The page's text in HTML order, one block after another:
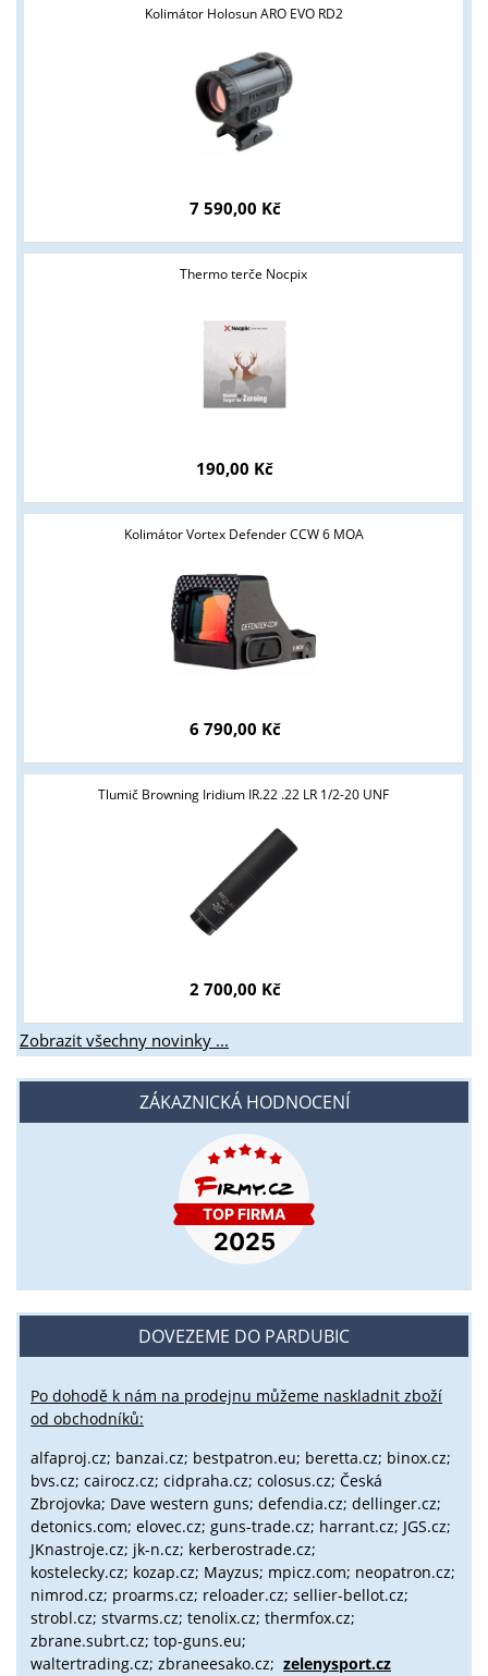
Kolimátor Holosun ARO EVO RD2
7 590,00 Kč
Thermo terče Nocpix
190,00 Kč
Kolimátor Vortex Defender CCW 6 MOA
6 790,00 Kč
Tlumič Browning Iridium IR.22 .22 LR 1/2-20 UNF
2 700,00 Kč
Zobrazit všechny novinky ...
ZÁKAZNICKÁ HODNOCENÍ
DOVEZEME DO PARDUBIC
Po dohodě k nám na prodejnu můžeme naskladnit zboží
od obchodníků:
alfaproj.cz; banzai.cz; bestpatron.eu; beretta.cz; binox.cz;
bvs.cz; cairocz.cz; cidpraha.cz; colosus.cz; Česká
Zbrojovka; Dave western guns; defendia.cz; dellinger.cz;
detonics.com; elovec.cz; guns-trade.cz; harrant.cz; JGS.cz;
JKnastroje.cz; jk-n.cz; kerberostrade.cz;
kostelecky.cz; kozap.cz; Mayzus; mpicz.com; neopatron.cz;
nimrod.cz; proarms.cz; reloader.cz; sellier-bellot.cz;
strobl.cz; stvarms.cz; tenolix.cz; thermfox.cz;
zbrane.subrt.cz; top-guns.eu;
waltertrading.cz; zbraneesako.cz; zelenysport.cz
Tyto stránky jsou určeny pouze odborné veřejnosti od 18 let a
podnikatelům v oblasti zbraně a střelivo. Splňujete tyto
podmínky?